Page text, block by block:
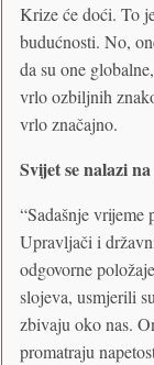
Krize će doći. To
budućnosti. No,
da su one
vrlo ozbiljnih
vrlo značajno.
Svijet se nalazi
“Sadašnje vrijeme
Upravljači i
odgovorne
slojeva, usmjerili
zbivaju oko nas.
promatraju